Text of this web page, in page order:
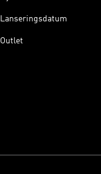
Lanseringsdatum
Outlet